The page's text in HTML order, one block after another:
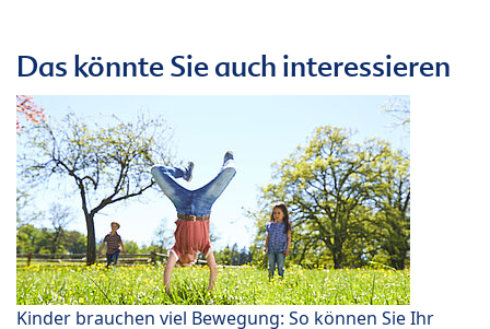
Das könnte Sie auch interessieren
Kinder brauchen viel Bewegung: So können Sie Ihr